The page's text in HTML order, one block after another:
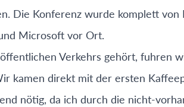
Die Konferenz wurde komplett von
Microsoft vor Ort.
Verkehrs gehört, fuhren
kamen direkt mit der ersten
nötig, da ich durch die nicht-